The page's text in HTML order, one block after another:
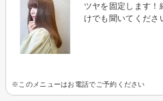
ツヤを固定します
けでも聞いてくださ
※このメニューはお電話でご予約ください